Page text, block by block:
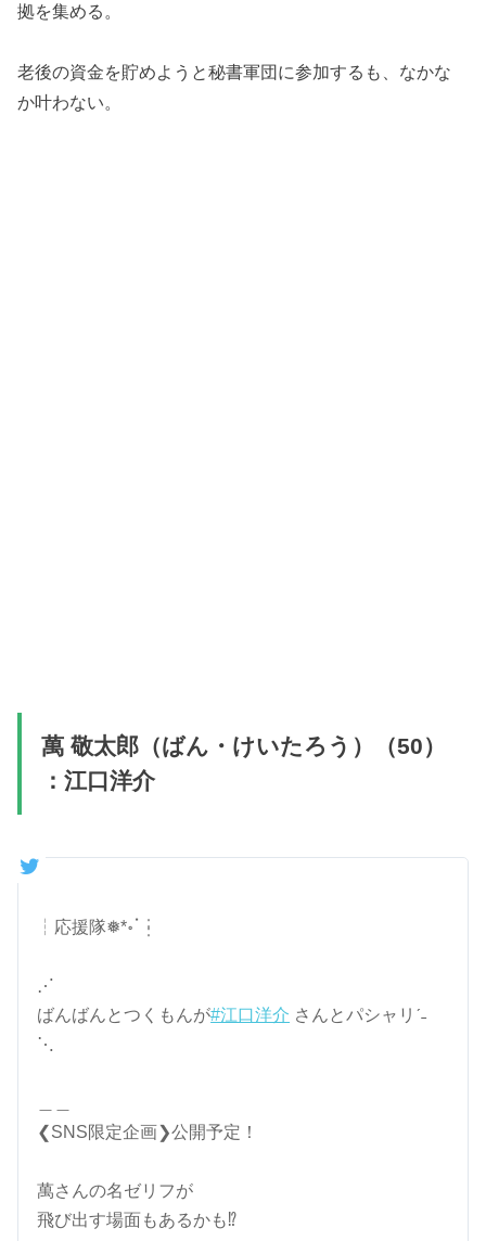
拠を集める。
老後の資金を貯めようと秘書軍団に参加するも、なかな
か叶わない。
萬 敬太郎（ばん・けいたろう）（50）
：江口洋介
┆応援隊❅*॰ॱ┆
⋰
ばんばんとつくもんが#江口洋介 さんとパシャリˊ˗
⋱
❮SNS限定企画❯公開予定！
萬さんの名ゼリフが
飛び出す場面もあるかも⁉︎